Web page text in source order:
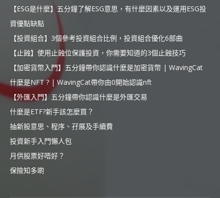
【ESG是什麼】五分鐘了解ESG意思，有什麼因素以及運用ESG投
資優點缺點
【投資組合】3個參考投資組合比例，投資組合優化6部曲
【止蝕】使用止蝕位保護投資，你需要知道的3個止蝕技巧
【加密貨幣入門】五分鐘帶你認識什麼是加密貨幣 | WavingCat
什麼是NFT ? | WavingCat帶你由0開始認識nft
【外匯入門】五分鐘帶你認識什麼是外匯交易
什麼是ETF?新手該怎麼買？
抽新股意思、程序、孖展及手續費
投資新手入門懶人包
月供股票好唔好？
保險知多啲